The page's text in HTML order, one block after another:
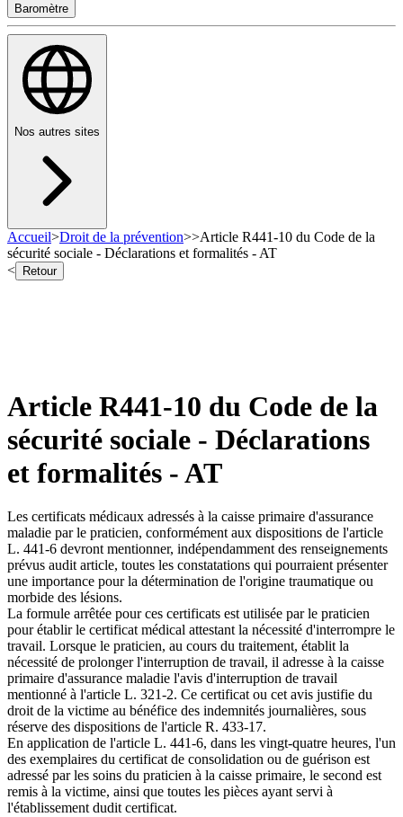
Baromètre
Nos autres sites
Accueil>Droit de la prévention>>Article R441-10 du Code de la
sécurité sociale - Déclarations et formalités - AT
<
Retour
Article R441-10 du Code de la
sécurité sociale - Déclarations
et formalités - AT
Les certificats médicaux adressés à la caisse primaire d'assurance
maladie par le praticien, conformément aux dispositions de l'article
L. 441-6 devront mentionner, indépendamment des renseignements
prévus audit article, toutes les constatations qui pourraient présenter
une importance pour la détermination de l'origine traumatique ou
morbide des lésions.
La formule arrêtée pour ces certificats est utilisée par le praticien
pour établir le certificat médical attestant la nécessité d'interrompre le
travail. Lorsque le praticien, au cours du traitement, établit la
nécessité de prolonger l'interruption de travail, il adresse à la caisse
primaire d'assurance maladie l'avis d'interruption de travail
mentionné à l'article L. 321-2. Ce certificat ou cet avis justifie du
droit de la victime au bénéfice des indemnités journalières, sous
réserve des dispositions de l'article R. 433-17.
En application de l'article L. 441-6, dans les vingt-quatre heures, l'un
des exemplaires du certificat de consolidation ou de guérison est
adressé par les soins du praticien à la caisse primaire, le second est
remis à la victime, ainsi que toutes les pièces ayant servi à
l'établissement dudit certificat.